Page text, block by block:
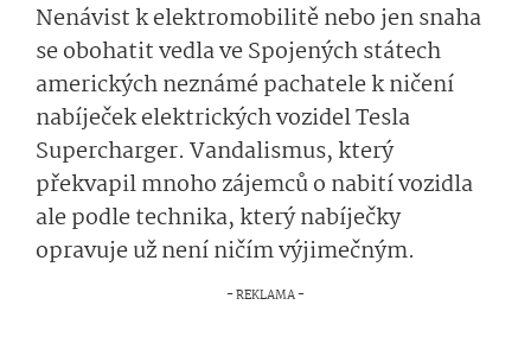
Nenávist k elektromobilitě nebo jen snaha
se obohatit vedla ve Spojených státech
amerických neznámé pachatele k ničení
nabíječek elektrických vozidel Tesla
Supercharger. Vandalismus, který
překvapil mnoho zájemců o nabití vozidla
ale podle technika, který nabíječky
opravuje už není ničím výjimečným.